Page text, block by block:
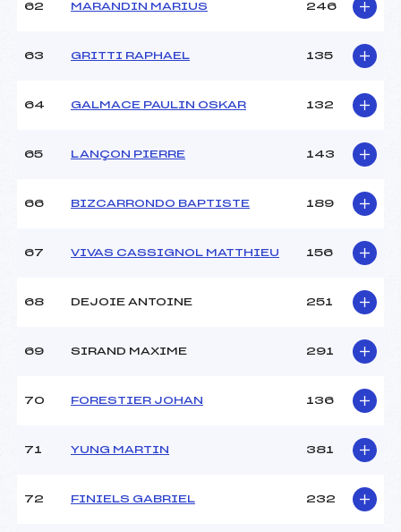
62 MARANDIN MARIUS 246
63 GRITTI RAPHAEL 135
64 GALMACE PAULIN OSKAR 132
65 LANÇON PIERRE 143
66 BIZCARRONDO BAPTISTE 189
67 VIVAS CASSIGNOL MATTHIEU 156
68 DEJOIE ANTOINE 251
69 SIRAND MAXIME 291
70 FORESTIER JOHAN 136
71 YUNG MARTIN 381
72 FINIELS GABRIEL 232